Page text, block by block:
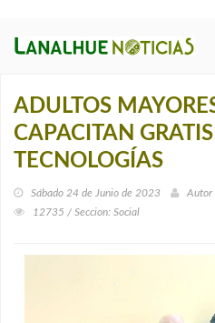
ADULTOS
CAPACITAN
TECNOLOGÍAS
Sábado 24 de Junio de 2023 Autor
12735 / Seccion: Social